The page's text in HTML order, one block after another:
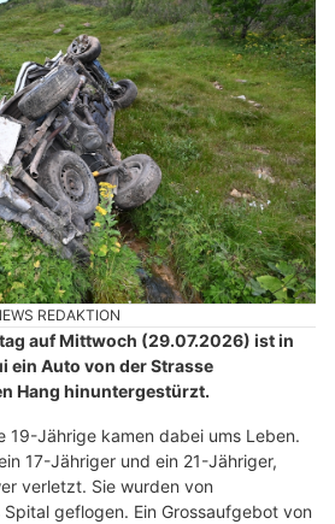
REDAKTION
auf Mittwoch (29.07.2026) ist in
ein Auto von der Strasse
Hang hinuntergestürzt.
19-Jährige kamen dabei ums Leben.
17-Jähriger und ein 21-Jähriger,
verletzt. Sie wurden von
geflogen. Ein Grossaufgebot von